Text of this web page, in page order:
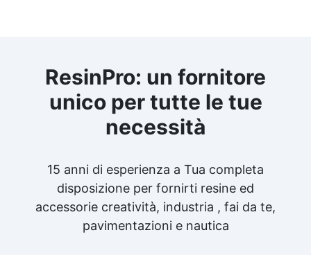
ResinPro: un fornitore
unico per tutte le tue
necessità
15 anni di esperienza a Tua completa
disposizione per fornirti resine ed
accessorie creatività, industria , fai da te,
pavimentazioni e nautica